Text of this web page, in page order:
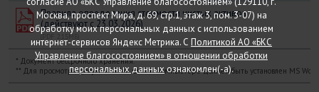
Москва, проспект Мира, д. 69, стр.1, этаж 3, пом. 3-07) на
обработку моих персональных данных с использованием
интернет-сервисов Яндекс Метрика. С Политикой АО «БКС
Управление благосостоянием» в отношении обработки
персональных данныхознакомлен(-а).
Правила определения стоимости чистых активов
(действуют с 23.03.2026)
(PDF 2.15МБ)
* Документ бессрочного хранения.
** Для просмотра документов на вашем компьютере должен быть установлен MS